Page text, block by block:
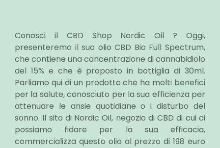
Conosci il CBD Shop Nordic Oil ? Oggi,
presenteremo il suo olio CBD Bio Full Spectrum,
che contiene una concentrazione di cannabidiolo
del 15% e che è proposto in bottiglia di 30ml.
Parliamo qui di un prodotto che ha molti benefici
per la salute, conosciuto per la sua efficienza per
attenuare le ansie quotidiane o i disturbo del
sonno. Il sito di Nordic Oil, negozio di CBD di cui ci
possiamo fidare per la sua efficacia,
commercializza questo olio al prezzo di 198 euro